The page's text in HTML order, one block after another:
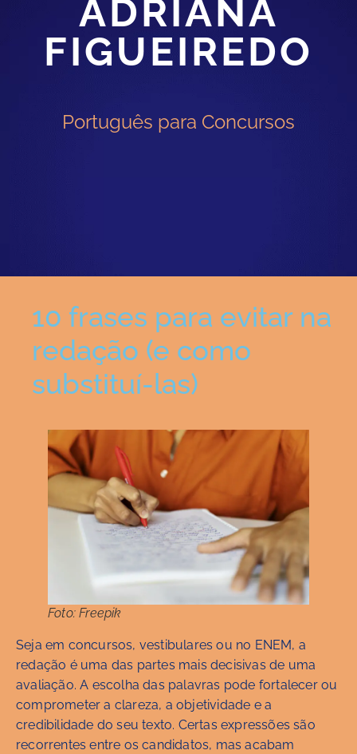
ADRIANA
FIGUEIREDO
Português para Concursos
10 frases para evitar na
redação (e como
substituí-las)
Foto: Freepik
Seja em concursos, vestibulares ou no ENEM, a
redação é uma das partes mais decisivas de uma
avaliação. A escolha das palavras pode fortalecer ou
comprometer a clareza, a objetividade e a
credibilidade do seu texto. Certas expressões são
recorrentes entre os candidatos, mas acabam